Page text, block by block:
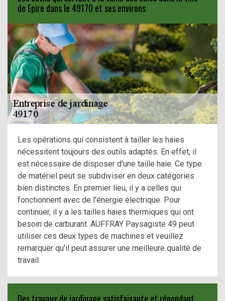
de Epire dans le 49170 et ses environs
Les opérations qui consistent à tailler les haies
nécessitent toujours des outils adaptés. En effet, il
est nécessaire de disposer d'une taille haie. Ce type
de matériel peut se subdiviser en deux catégories
bien distinctes. En premier lieu, il y a celles qui
fonctionnent avec de l'énergie électrique. Pour
continuer, il y a les tailles haies thermiques qui ont
besoin de carburant. AUFFRAY Paysagiste 49 peut
utiliser ces deux types de machines et veuillez
remarquer qu'il peut assurer une meilleure qualité de
travail.